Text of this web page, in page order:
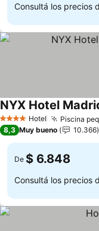
Consultá los precios
4 EstrellasHotel Piscina
NYX Hotel
8,3 Muy bueno 10.366
De $ 6.848
Consultá los precios